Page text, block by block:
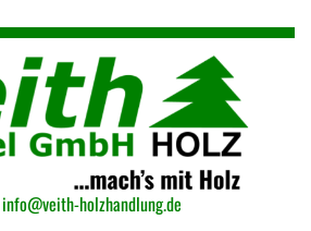
info@veith-holzhandlung.de